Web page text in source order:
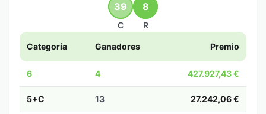
39
C
8
R
Categoría Ganadores Premio
6 4 427.927,43 €
5+C 13 27.242,06 €